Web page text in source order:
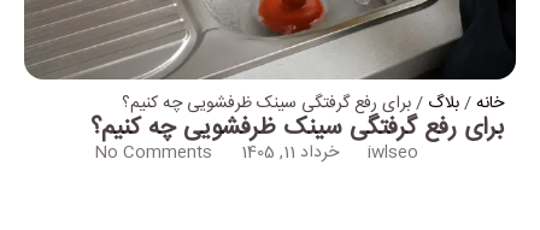
خانه/بلاگ / برای رفع گرفتگی سینک ظرفشویی چه کنیم؟
برای رفع گرفتگی سینک ظرفشویی چه کنیم؟
iwlseo خرداد 11, 1405 No Comments